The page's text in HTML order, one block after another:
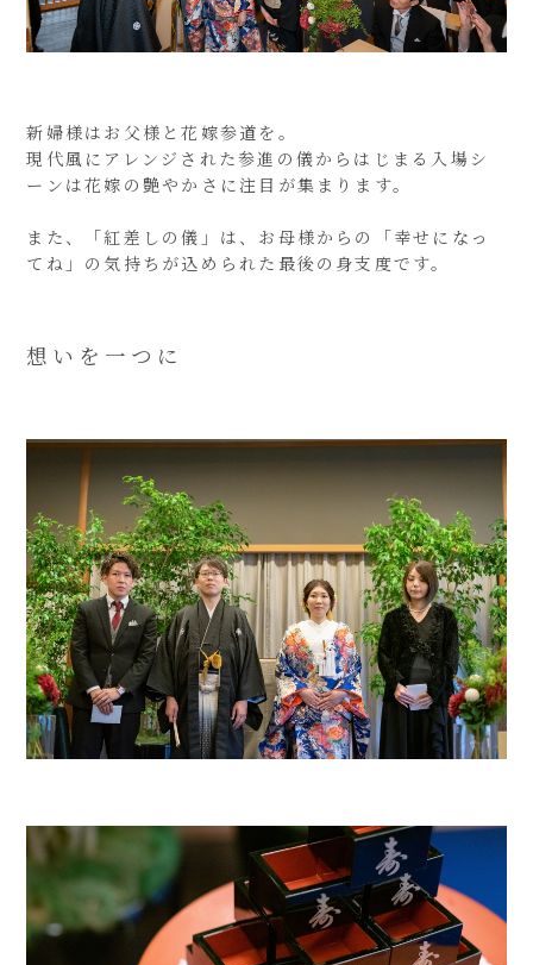
新婦様はお父様と花嫁参道を。
現代風にアレンジされた参進の儀からはじまる入場シ
ーンは花嫁の艶やかさに注目が集まります。
また、「紅差しの儀」は、お母様からの「幸せになっ
てね」の気持ちが込められた最後の身支度です。
想いを一つに